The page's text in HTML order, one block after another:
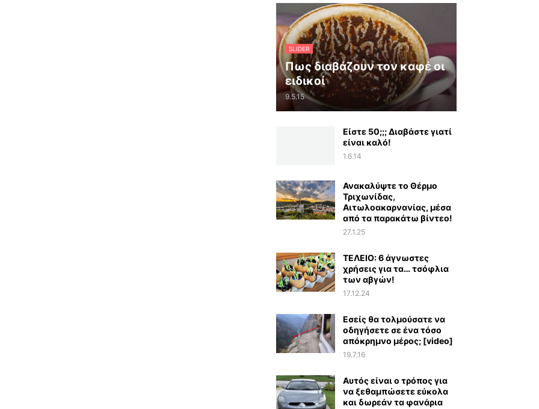
SLIDER
Πως διαβάζουν τον καφέ οι
ειδικοί
9.5.15
Είστε 50;;; Διαβάστε γιατί
είναι καλό!
1.6.14
Ανακαλύψτε το Θέρμο
Τριχωνίδας,
Αιτωλοακαρνανίας, μέσα
από τα παρακάτω βίντεο!
27.1.25
ΤΕΛΕΙΟ: 6 άγνωστες
χρήσεις για τα… τσόφλια
των αβγών!
17.12.24
Εσείς θα τολμούσατε να
οδηγήσετε σε ένα τόσο
απόκρημνο μέρος; [video]
19.7.16
Αυτός είναι ο τρόπος για
να ξεθαμπώσετε εύκολα
και δωρεάν τα φανάρια